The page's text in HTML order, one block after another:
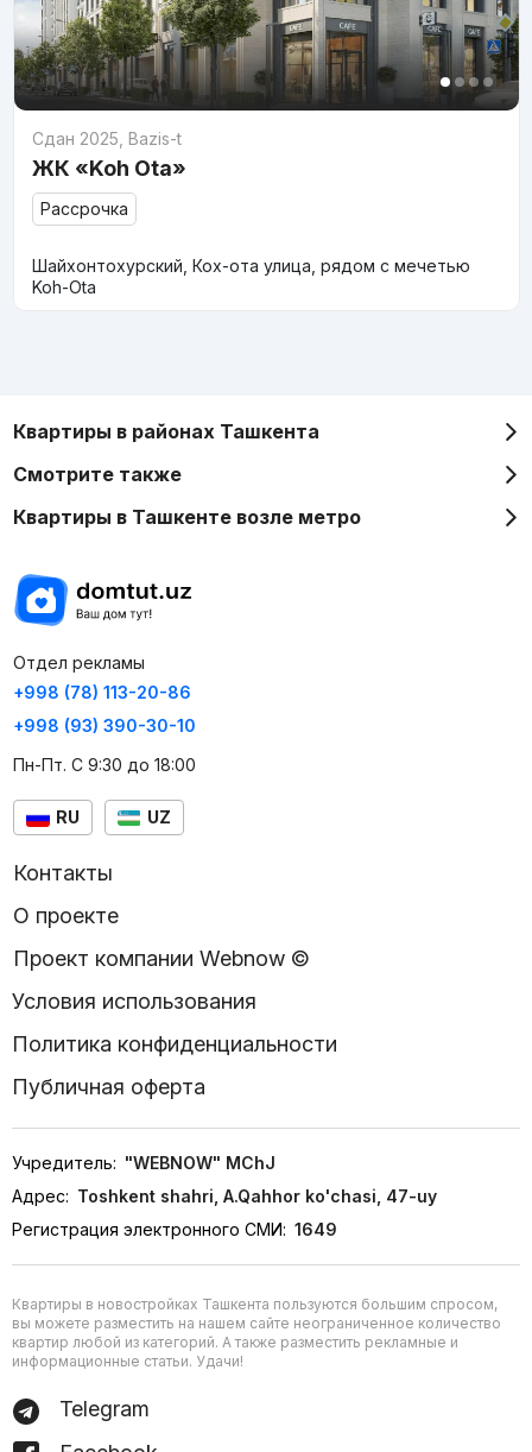
Сдан 2025 Bazis-t
ЖК «Koh Ota»
Рассрочка
Шайхонтохурский, Кох-ота улица, рядом с мечетью
Koh-Ota
Квартиры в районах Ташкента
Смотрите также
Квартиры в Ташкенте возле метро
Отдел рекламы
+998 (78) 113-20-86
+998 (93) 390-30-10
Пн-Пт. С 9:30 до 18:00
RU UZ
Контакты
О проекте
Проект компании Webnow ©
Условия использования
Политика конфиденциальности
Публичная оферта
Учредитель: "WEBNOW" MChJ
Адрес: Toshkent shahri, A.Qahhor ko'chasi, 47-uy
Регистрация электронного СМИ: 1649
Квартиры в новостройках Ташкента пользуются большим спросом,
вы можете разместить на нашем сайте неограниченное количество
квартир любой из категорий. А также разместить рекламные и
информационные статьи. Удачи!
Telegram